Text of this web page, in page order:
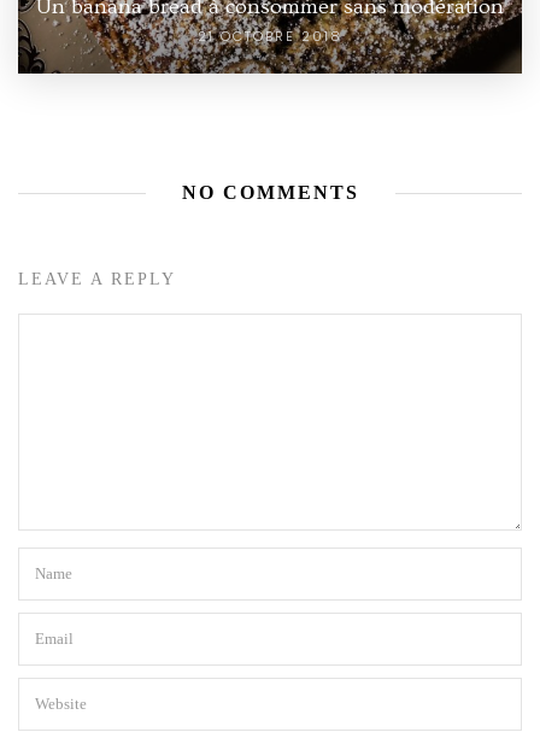
Un banana bread à consommer sans modération
21 OCTOBRE 2018
NO COMMENTS
LEAVE A REPLY